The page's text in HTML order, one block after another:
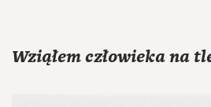
Wziąłem człowieka na